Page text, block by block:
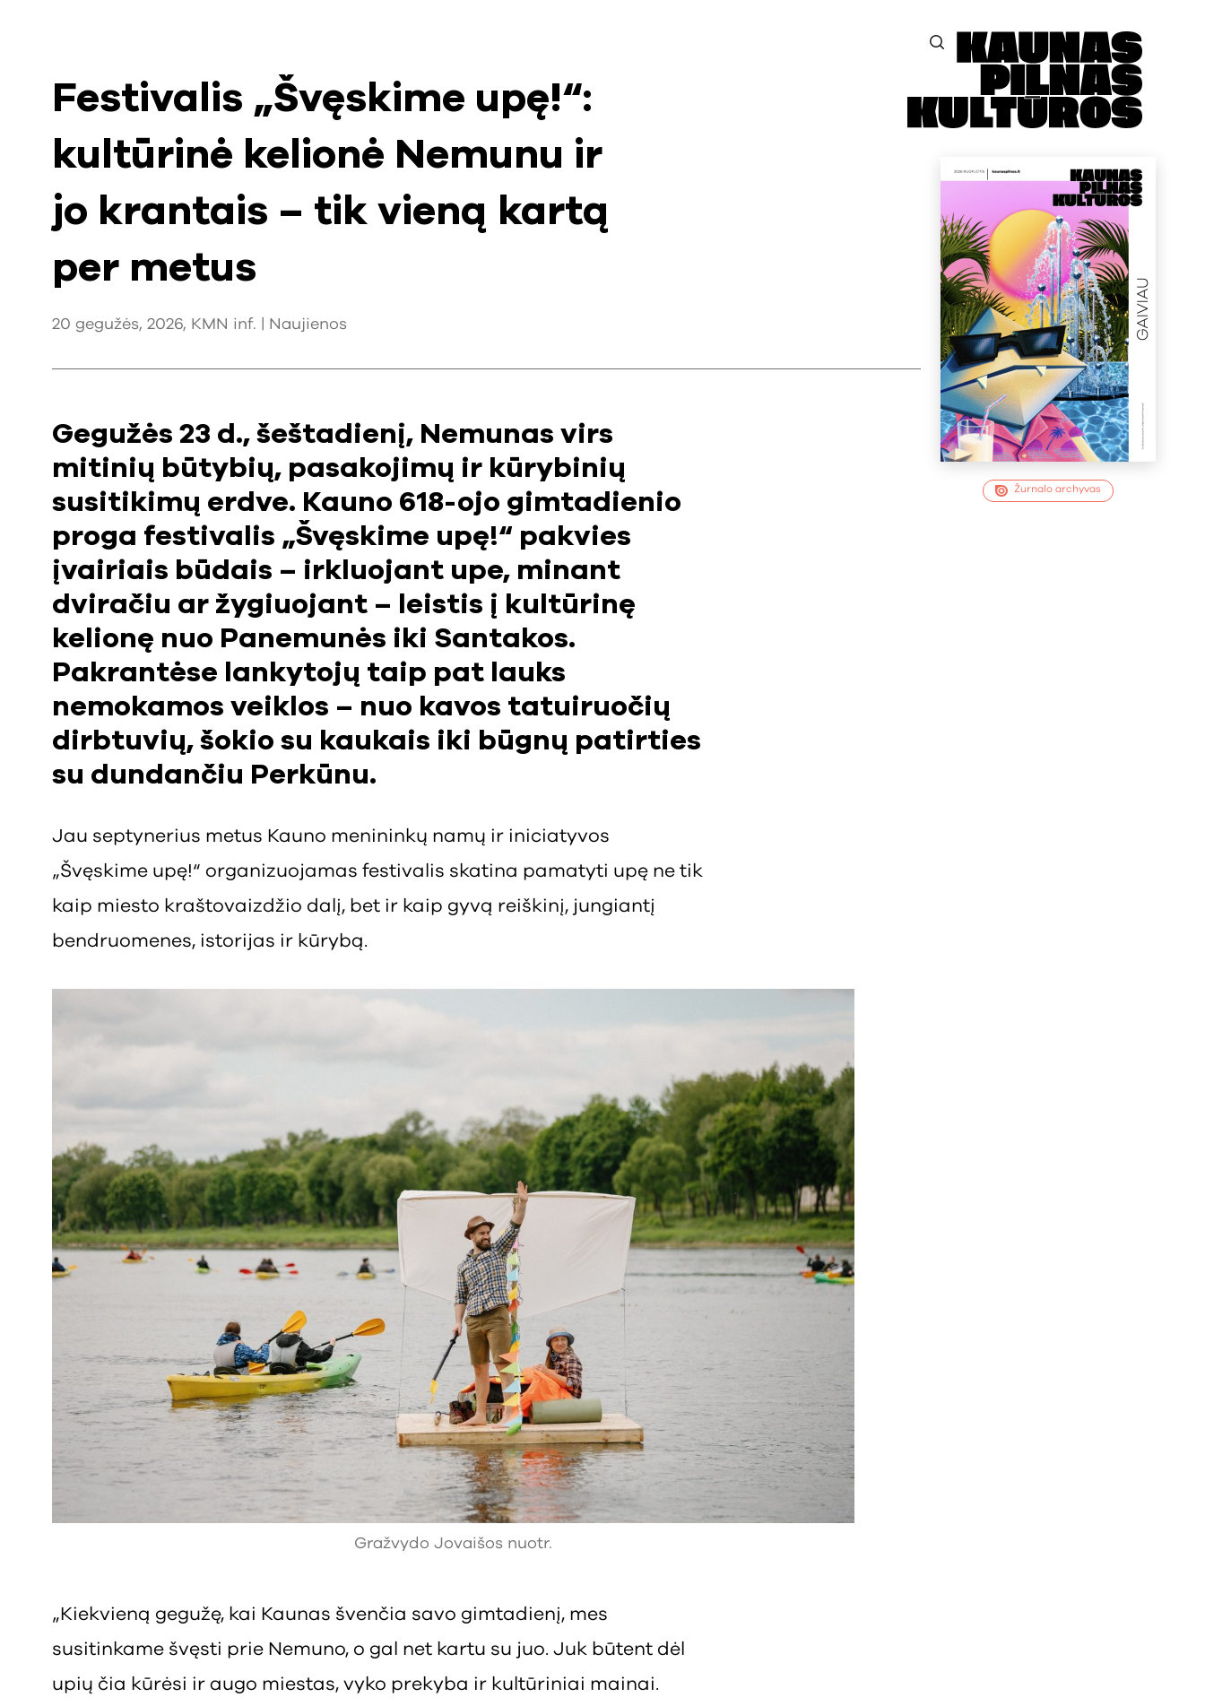
Žurnalo archyvas
Festivalis „Švęskime upę!“:
kultūrinė kelionė Nemunu ir
jo krantais – tik vieną kartą
per metus
20 gegužės, 2026, KMN inf. | Naujienos
Gegužės 23 d., šeštadienį, Nemunas virs
mitinių būtybių, pasakojimų ir kūrybinių
susitikimų erdve. Kauno 618-ojo gimtadienio
proga festivalis „Švęskime upę!“ pakvies
įvairiais būdais – irkluojant upe, minant
dviračiu ar žygiuojant – leistis į kultūrinę
kelionę nuo Panemunės iki Santakos.
Pakrantėse lankytojų taip pat lauks
nemokamos veiklos – nuo kavos tatuiruočių
dirbtuvių, šokio su kaukais iki būgnų patirties
su dundančiu Perkūnu.
Jau septynerius metus Kauno menininkų namų ir iniciatyvos
„Švęskime upę!“ organizuojamas festivalis skatina pamatyti upę ne tik
kaip miesto kraštovaizdžio dalį, bet ir kaip gyvą reiškinį, jungiantį
bendruomenes, istorijas ir kūrybą.
Gražvydo Jovaišos nuotr.
„Kiekvieną gegužę, kai Kaunas švenčia savo gimtadienį, mes
susitinkame švęsti prie Nemuno, o gal net kartu su juo. Juk būtent dėl
upių čia kūrėsi ir augo miestas, vyko prekyba ir kultūriniai mainai.